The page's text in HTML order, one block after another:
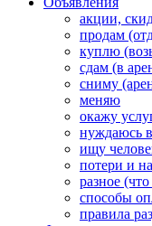
акции,
продам
куплю
сдам (в
сниму
меняю
окажу
нуждаюсь
ищу
потери и
разное
способы
правила